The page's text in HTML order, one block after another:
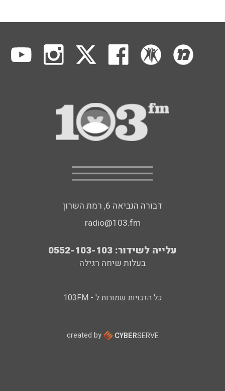
דבורה הנביאה 6, רמת השרון
radio@103.fm
עלייה לשידור: 0552-103-103
בעלות שיחה רגילה
כל הזכויות שמורות ל - 103FM
created by CYBERSERVE